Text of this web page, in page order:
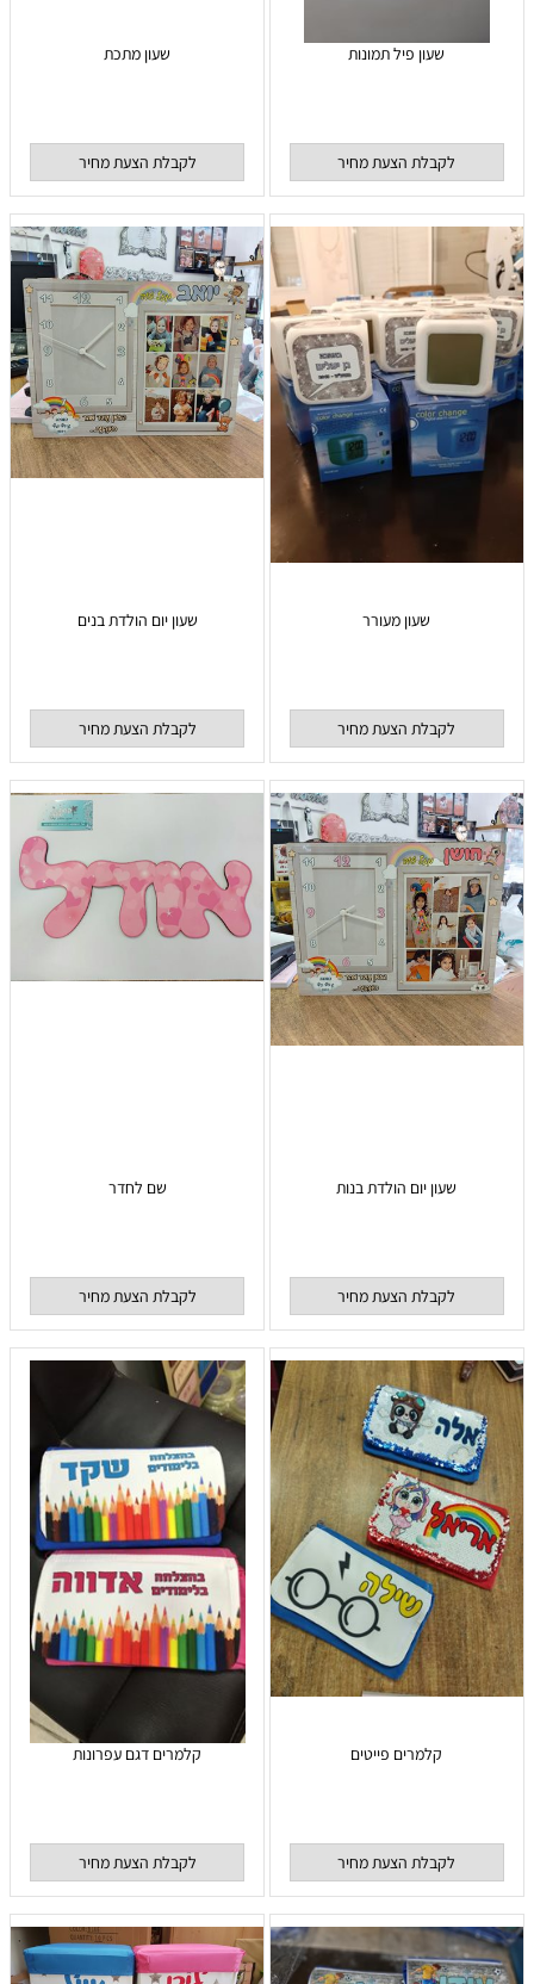
שעון פיל תמונות
לקבלת הצעת מחיר
שעון מתכת
לקבלת הצעת מחיר
שעון מעורר
לקבלת הצעת מחיר
שעון יום הולדת בנים
לקבלת הצעת מחיר
שעון יום הולדת בנות
לקבלת הצעת מחיר
שם לחדר
לקבלת הצעת מחיר
קלמרים פייטים
לקבלת הצעת מחיר
קלמרים דגם עפרונות
לקבלת הצעת מחיר